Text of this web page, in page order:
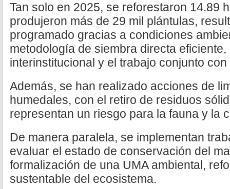
Tan solo en 2025, se reforestaron 14.89
produjeron más de 29 mil plántulas,
programado gracias a condiciones
metodología de siembra directa
interinstitucional y el trabajo conjunto
Además, se han realizado acciones de
humedales, con el retiro de residuos
representan un riesgo para la fauna y la
De manera paralela, se implementan
evaluar el estado de conservación del
formalización de una UMA ambiental,
sustentable del ecosistema.